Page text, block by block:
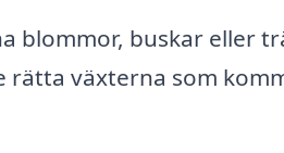
blommor, buskar eller
växterna som